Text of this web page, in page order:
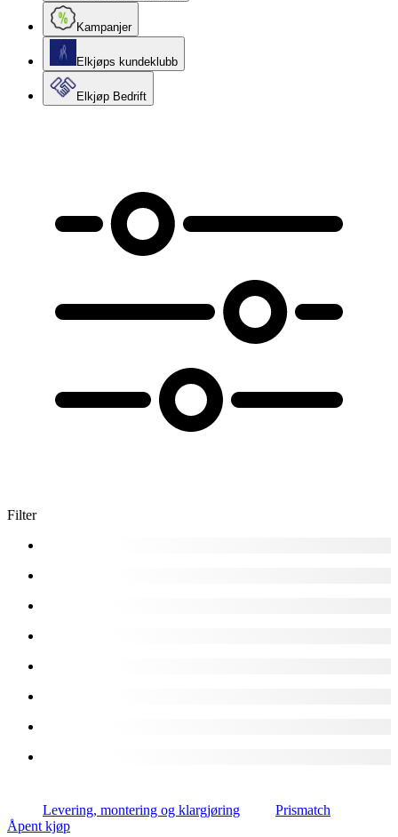
Kampanjer
Elkjøps kundeklubb
Elkjøp Bedrift
Filter
Levering, montering og klargjøring
Prismatch
Åpent kjøp